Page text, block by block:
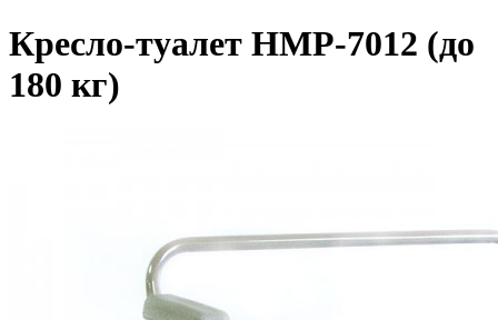
Кресло-туалет HMP-7012 (до
180 кг)